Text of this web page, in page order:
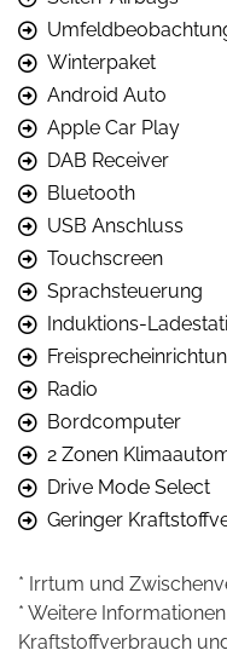
Winterpaket
Android Auto
Apple Car Play
DAB Receiver
Bluetooth
USB Anschluss
Touchscreen
Sprachsteuerung
Induktions-
Radio
Bordcomputer
2 Zonen
Drive Mode Select
Geringer
* Irrtum und
* Weitere
Kraftstoffverbrauch